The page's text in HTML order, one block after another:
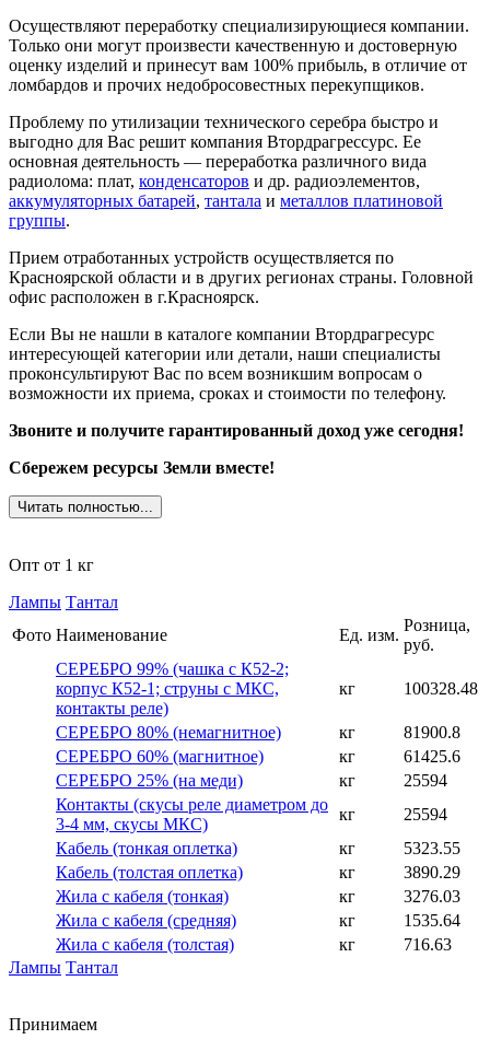
Осуществляют переработку специализирующиеся компании.
Только они могут произвести качественную и достоверную
оценку изделий и принесут вам 100% прибыль, в отличие от
ломбардов и прочих недобросовестных перекупщиков.
Проблему по утилизации технического серебра быстро и
выгодно для Вас решит компания Втордрагрессурс. Ее
основная деятельность — переработка различного вида
радиолома: плат, конденсаторов и др. радиоэлементов,
аккумуляторных батарей, тантала и металлов платиновой
группы.
Прием отработанных устройств осуществляется по
Красноярской области и в других регионах страны. Головной
офис расположен в г.Красноярск.
Если Вы не нашли в каталоге компании Втордрагресурс
интересующей категории или детали, наши специалисты
проконсультируют Вас по всем возникшим вопросам о
возможности их приема, сроках и стоимости по телефону.
Звоните и получите гарантированный доход уже сегодня!
Сбережем ресурсы Земли вместе!
Читать полностью...
Опт от 1 кг
Лампы Тантал
Фото Наименование Ед. изм.
Розница,
руб.
СЕРЕБРО 99% (чашка с К52-2;
корпус К52-1; струны с МКС,
контакты реле)
кг 100328.48
СЕРЕБРО 80% (немагнитное) кг
81900.8
СЕРЕБРО 60% (магнитное)
кг
61425.6
СЕРЕБРО 25% (на меди)
кг
25594
Контакты (скусы реле диаметром до
3-4 мм, скусы МКС)
кг
25594
Кабель (тонкая оплетка)
кг
5323.55
Кабель (толстая оплетка)
кг
3890.29
Жила с кабеля (тонкая)
кг
3276.03
Жила с кабеля (средняя)
кг
1535.64
Жила с кабеля (толстая)
кг
716.63
Лампы Тантал
Принимаем